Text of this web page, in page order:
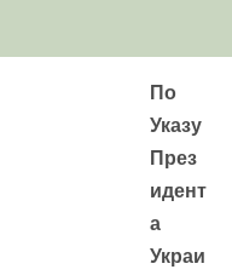
По
Указу
През
идент
а
Украи